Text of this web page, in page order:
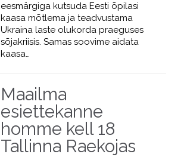
eesmärgiga kutsuda Eesti õpilasi
kaasa mõtlema ja teadvustama
Ukraina laste olukorda praeguses
sõjakriisis. Samas soovime aidata
kaasa…
Maailma
esiettekanne
homme kell 18
Tallinna Raekojas